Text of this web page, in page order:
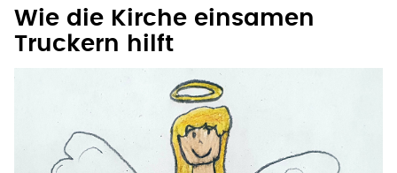
Wie die Kirche einsamen
Truckern hilft